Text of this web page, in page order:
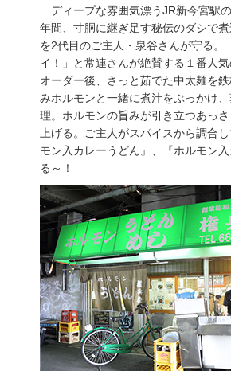
ディープな雰囲気漂うJR新今宮駅
年間、寸胴に継ぎ足す秘伝のダシで
を2代目のご主人・泉谷さんが守る。
イ！」と常連さんが絶賛する１番人気
オーダー後、さっと茹でた中太麺を
みホルモンと一緒に煮汁をぶっかけ
理。ホルモンの旨みが引き立つあっ
上げる。ご主人がスパイスから調合
モン入カレーうどん』、『ホルモン
る～！